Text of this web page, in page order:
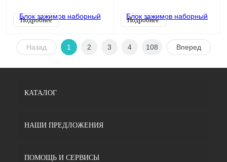
Подробнее Подробнее
Назад 1 2 3 4 108 Вперед
КАТАЛОГ
НАШИ ПРЕДЛОЖЕНИЯ
ПОМОЩЬ И СЕРВИСЫ